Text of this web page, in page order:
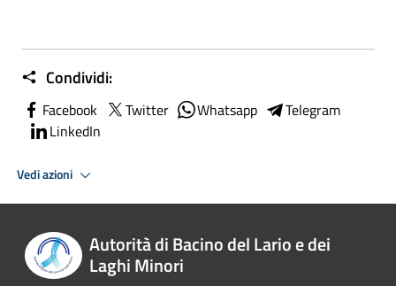
Condividi:
Facebook Twitter Whatsapp
Telegram
LinkedIn
Vedi azioni
Autorità di Bacino del Lario e dei
Laghi Minori